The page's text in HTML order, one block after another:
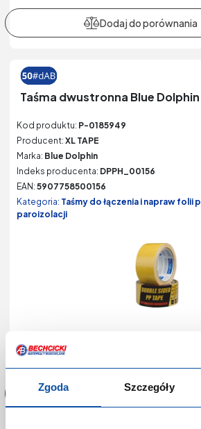
Zgoda Szczegóły
Taśma dwustronna Blue
Kod produktu: P-0185949
Producent: XL TAPE
Marka: Blue Dolphin
Indeks producenta: DPPH_00156
EAN: 5907758500156
Kategoria: Taśmy do łączenia i napraw
paroizolacji